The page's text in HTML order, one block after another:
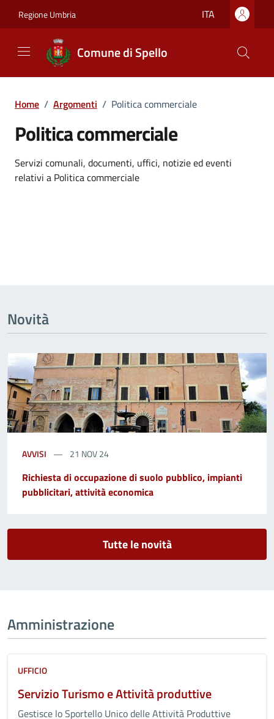
Regione Umbria ITA
Comune di Spello
Home / Argomenti / Politica commerciale
Politica commerciale
Dettagli dell'argomento
Servizi comunali, documenti, uffici, notizie ed eventi
relativi a Politica commerciale
Novità
AVVISI 21 NOV 24
Richiesta di occupazione di suolo pubblico, impianti
pubblicitari, attività economica
Tutte le novità
Amministrazione
UFFICIO
Servizio Turismo e Attività produttive
Gestisce lo Sportello Unico delle Attività Produttive